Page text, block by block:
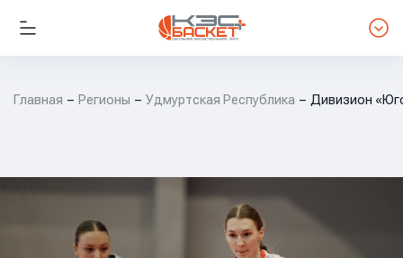
Главная Регионы Удмуртская Республика Дивизион